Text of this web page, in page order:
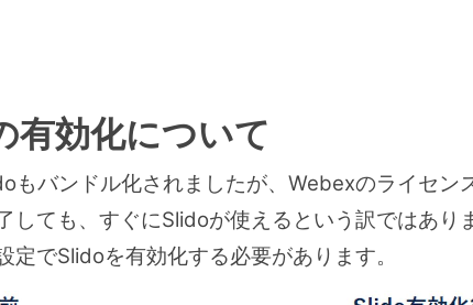
有効化について
バンドル化されましたが、Webexのライセン
しても、すぐにSlidoが使えるという訳ではあり
でSlidoを有効化する必要があります。